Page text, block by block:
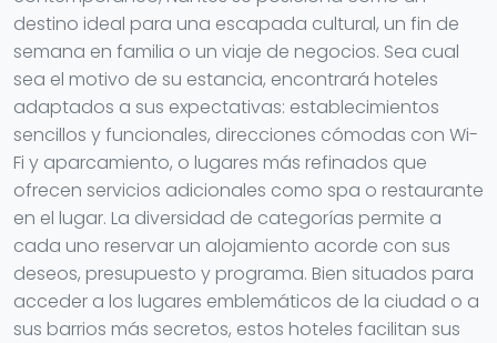
destino ideal para una escapada cultural, un fin de
semana en familia o un viaje de negocios. Sea cual
sea el motivo de su estancia, encontrará hoteles
adaptados a sus expectativas: establecimientos
sencillos y funcionales, direcciones cómodas con Wi-
Fi y aparcamiento, o lugares más refinados que
ofrecen servicios adicionales como spa o restaurante
en el lugar. La diversidad de categorías permite a
cada uno reservar un alojamiento acorde con sus
deseos, presupuesto y programa. Bien situados para
acceder a los lugares emblemáticos de la ciudad o a
sus barrios más secretos, estos hoteles facilitan sus